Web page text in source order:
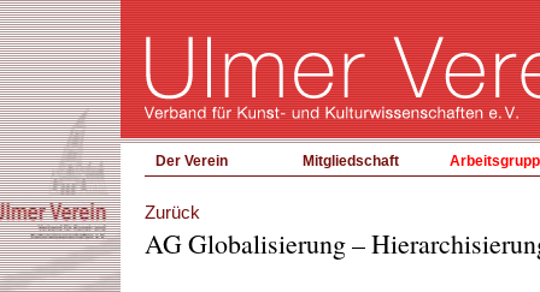
Der Verein Mitgliedschaft
Zurück
AG Globalisierung –